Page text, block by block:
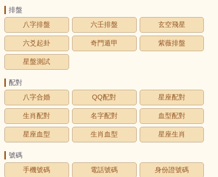
排盤
八字排盤
六壬排盤 玄空飛星
六爻起卦 奇門遁甲 紫薇排盤
星盤測試
配對
八字合婚
QQ配對 星座配對
生肖配對 名字配對 血型配對
星座血型 生肖血型 星座生肖
號碼
手機號碼
電話號碼 身份證號碼